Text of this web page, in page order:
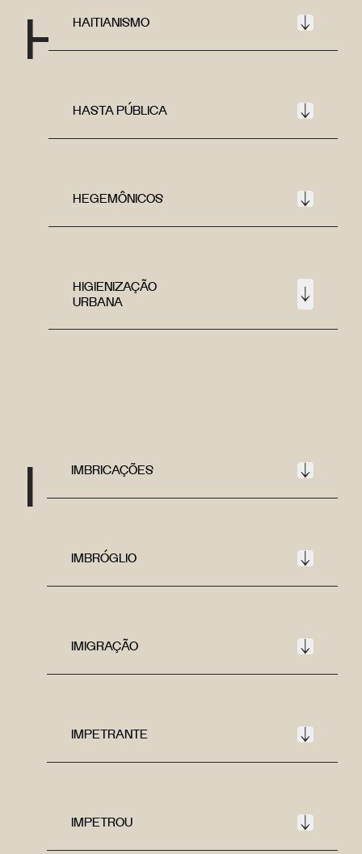
H HAITIANISMO
HASTA PÚBLICA
HEGEMÔNICOS
HIGIENIZAÇÃO
URBANA
I IMBRICAÇÕES
IMBRÓGLIO
IMIGRAÇÃO
IMPETRANTE
IMPETROU